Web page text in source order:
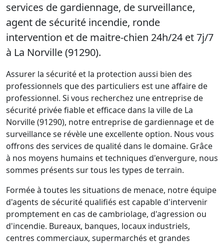
services de gardiennage, de surveillance,
agent de sécurité incendie, ronde
intervention et de maitre-chien 24h/24 et 7j/7
à La Norville (91290).
Assurer la sécurité et la protection aussi bien des
professionnels que des particuliers est une affaire de
professionnel. Si vous recherchez une entreprise de
sécurité privée fiable et efficace dans la ville de La
Norville (91290), notre entreprise de gardiennage et de
surveillance se révèle une excellente option. Nous vous
offrons des services de qualité dans le domaine. Grâce
à nos moyens humains et techniques d'envergure, nous
sommes présents sur tous les types de terrain.
Formée à toutes les situations de menace, notre équipe
d'agents de sécurité qualifiés est capable d'intervenir
promptement en cas de cambriolage, d'agression ou
d'incendie. Bureaux, banques, locaux industriels,
centres commerciaux, supermarchés et grandes